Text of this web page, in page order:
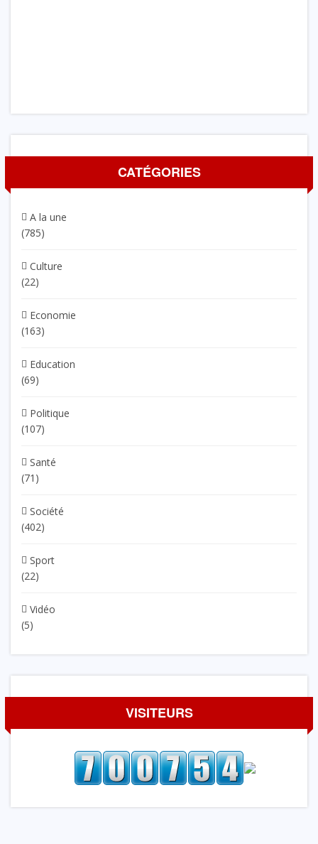
CATÉGORIES
A la une
(785)
Culture
(22)
Economie
(163)
Education
(69)
Politique
(107)
Santé
(71)
Société
(402)
Sport
(22)
Vidéo
(5)
VISITEURS